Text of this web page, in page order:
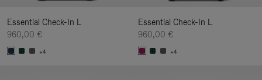
Essential Check-In L
960,00 €
+4
Essential Check-In L
960,00 €
+4